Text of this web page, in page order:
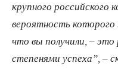
крупного российского
вероятность которого
что вы получили, – это
степенями успеха”, –